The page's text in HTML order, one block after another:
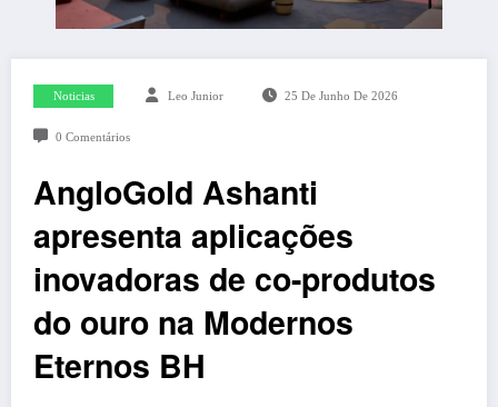
Noticias Leo Junior 25 De Junho De 2026
0 Comentários
AngloGold Ashanti
apresenta aplicações
inovadoras de co-produtos
do ouro na Modernos
Eternos BH